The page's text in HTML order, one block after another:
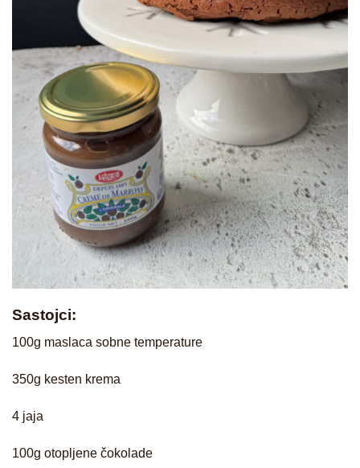
Sastojci:
100g maslaca sobne temperature
350g kesten krema
4 jaja
100g otopljene čokolade